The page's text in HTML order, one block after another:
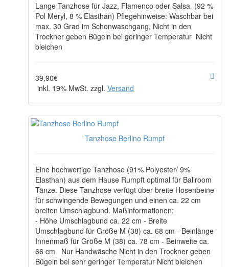
Lange Tanzhose für Jazz, Flamenco oder Salsa (92 %
Pol Meryl, 8 % Elasthan) Pflegehinweise: Waschbar bei
max. 30 Grad im Schonwaschgang, Nicht in den
Trockner geben Bügeln bei geringer Temperatur Nicht
bleichen
39,90€
inkl. 19% MwSt. zzgl. Versand
Tanzhose Berlino Rumpf
Eine hochwertige Tanzhose (91% Polyester/ 9%
Elasthan) aus dem Hause Rumpft optimal für Ballroom
Tänze. Diese Tanzhose verfügt über breite Hosenbeine
für schwingende Bewegungen und einen ca. 22 cm
breiten Umschlagbund. Maßinformationen:
- Höhe Umschlagbund ca. 22 cm - Breite
Umschlagbund für Größe M (38) ca. 68 cm - Beinlänge
Innenmaß für Größe M (38) ca. 78 cm - Beinweite ca.
66 cm Nur Handwäsche Nicht in den Trockner geben
Bügeln bei sehr geringer Temperatur Nicht bleichen